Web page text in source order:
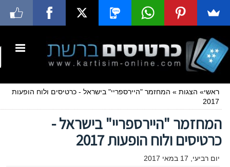
ראשי» הצגות » המחזמר "היירספריי" בישראל - כרטיסים ולוח הופעות
2017
המחזמר "היירספריי" בישראל -
כרטיסים ולוח הופעות 2017
יום רביעי, 17 במאי 2017